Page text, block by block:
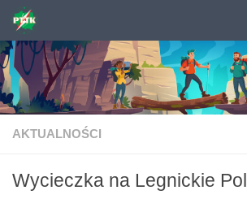
Skip to content
AKTUALNOŚCI
Wycieczka na Legnickie